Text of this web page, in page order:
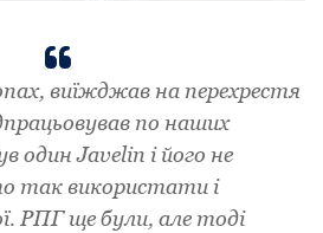
виїжджав на перехрестя
по наших
один Javelin і його не
так використати і
РПГ ще були, але тоді